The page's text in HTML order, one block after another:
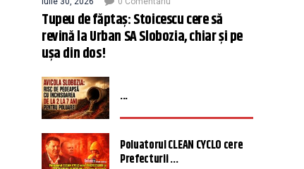
Tupeu de făptaș: Stoicescu cere să
revină la Urban SA Slobozia, chiar și pe
ușa din dos!
...
Poluatorul CLEAN CYCLO cere
Prefecturii ...